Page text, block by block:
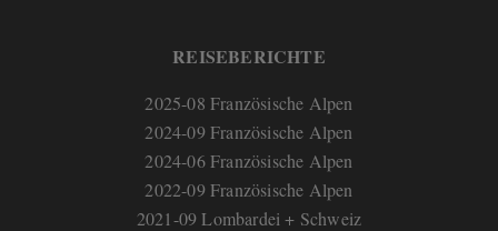
REISEBERICHTE
2025-08 Französische Alpen
2024-09 Französische Alpen
2024-06 Französische Alpen
2022-09 Französische Alpen
2021-09 Lombardei + Schweiz